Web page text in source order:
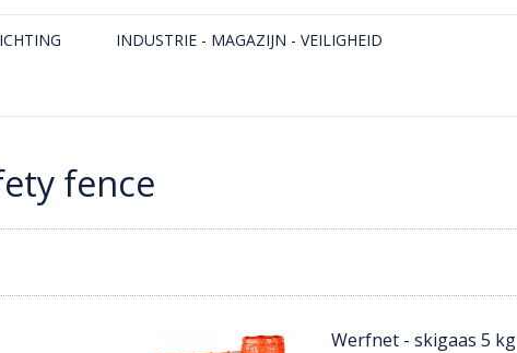
INDUSTRIE - MAGAZIJN - VEILIGHEID
fence
Werfnet - skigaas 5 kg